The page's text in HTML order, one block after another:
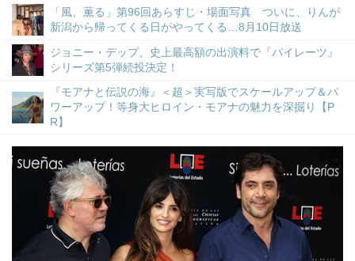
「風、薫る」第96回あらすじ・場面写真 ついに、りんが
新潟から帰ってくる日がやってくる…8月10日放送
ジョニー・デップ、史上最高額の出演料で『パイレーツ』
シリーズ第5弾続投決定！
『モアナと伝説の海』＜超＞実写版でスケールアップ＆パ
ワーアップ！等身大ヒロイン・モアナの魅力を深掘り【P
R】